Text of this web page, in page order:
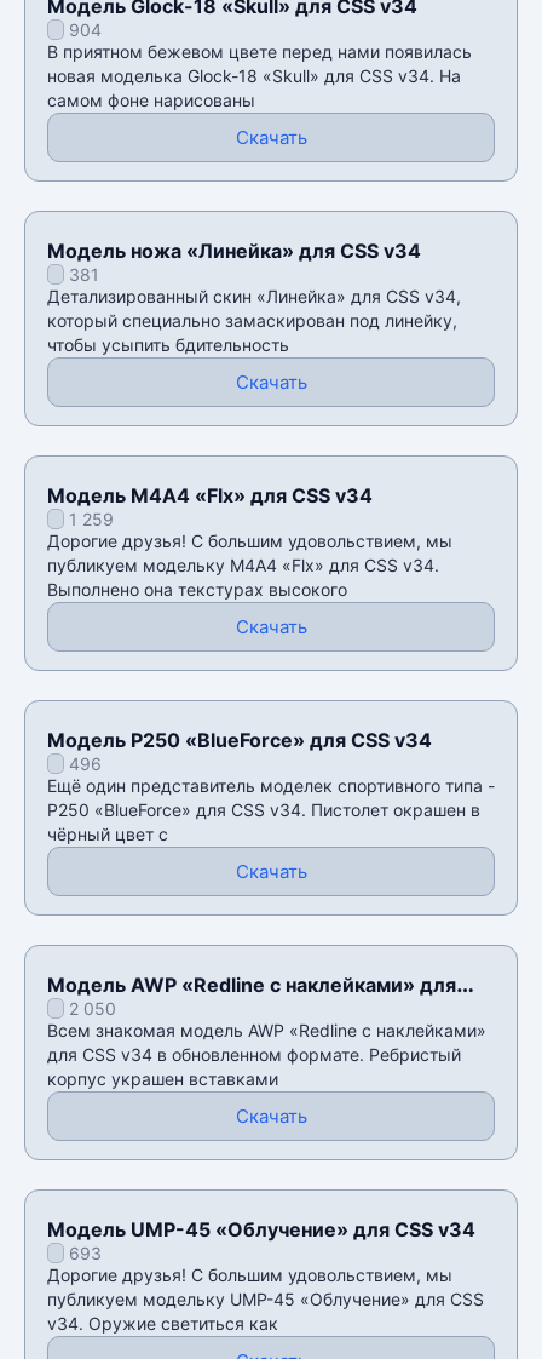
Модель Glock-18 «Skull» для CSS v34
904
В приятном бежевом цвете перед нами появилась
новая моделька Glock-18 «Skull» для CSS v34. На
самом фоне нарисованы
Скачать
Модель ножа «Линейка» для CSS v34
381
Детализированный скин «Линейка» для CSS v34,
который специально замаскирован под линейку,
чтобы усыпить бдительность
Скачать
Модель М4А4 «Flx» для CSS v34
1 259
Дорогие друзья! С большим удовольствием, мы
публикуем модельку М4А4 «Flx» для CSS v34.
Выполнено она текстурах высокого
Скачать
Модель P250 «BlueForce» для CSS v34
496
Ещё один представитель моделек спортивного типа -
P250 «BlueForce» для CSS v34. Пистолет окрашен в
чёрный цвет с
Скачать
Модель AWP «Redline с наклейками» для
CSS v34
2 050
Всем знакомая модель AWP «Redline с наклейками»
для CSS v34 в обновленном формате. Ребристый
корпус украшен вставками
Скачать
Модель UMP-45 «Облучение» для CSS v34
693
Дорогие друзья! С большим удовольствием, мы
публикуем модельку UMP-45 «Облучение» для CSS
v34. Оружие светиться как